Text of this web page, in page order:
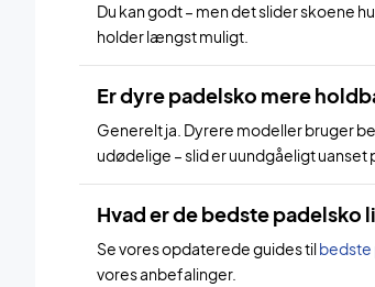
Du kan godt – men det slider skoene
holder længst muligt.
Er dyre padelsko mere
Generelt ja. Dyrere modeller bruger
udødelige – slid er uundgåeligt uanset
Hvad er de bedste padelsko
Se vores opdaterede guides tilbedste
vores anbefalinger.